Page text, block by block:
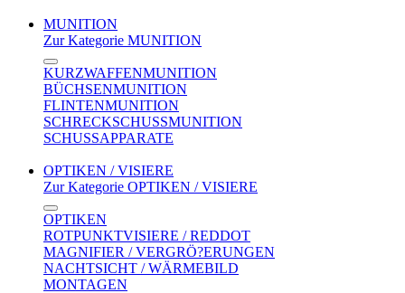
MUNITION
Zur Kategorie MUNITION
KURZWAFFENMUNITION
BÜCHSENMUNITION
FLINTENMUNITION
SCHRECKSCHUSSMUNITION
SCHUSSAPPARATE
OPTIKEN / VISIERE
Zur Kategorie OPTIKEN / VISIERE
OPTIKEN
ROTPUNKTVISIERE / REDDOT
MAGNIFIER / VERGRÖ?ERUNGEN
NACHTSICHT / WÄRMEBILD
MONTAGEN